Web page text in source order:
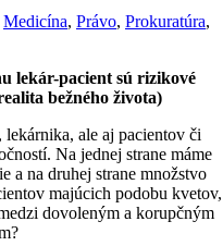
Medicína, Právo, Prokuratúra,
lekár-pacient sú rizikové
bežného života)
ale aj pacientov či
Na jednej strane máme
a na druhej strane množstvo
majúcich podobu kvetov,
dovoleným a korupčným